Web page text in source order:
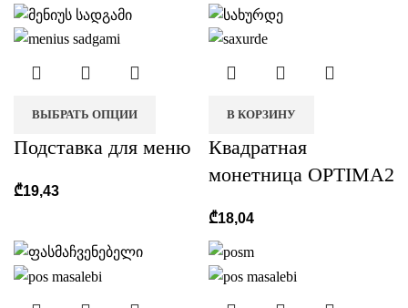
ВЫБРАТЬ ОПЦИИ
Подставка для меню
₾19,43
В КОРЗИНУ
Квадратная
монетница OPTIMA2
₾18,04